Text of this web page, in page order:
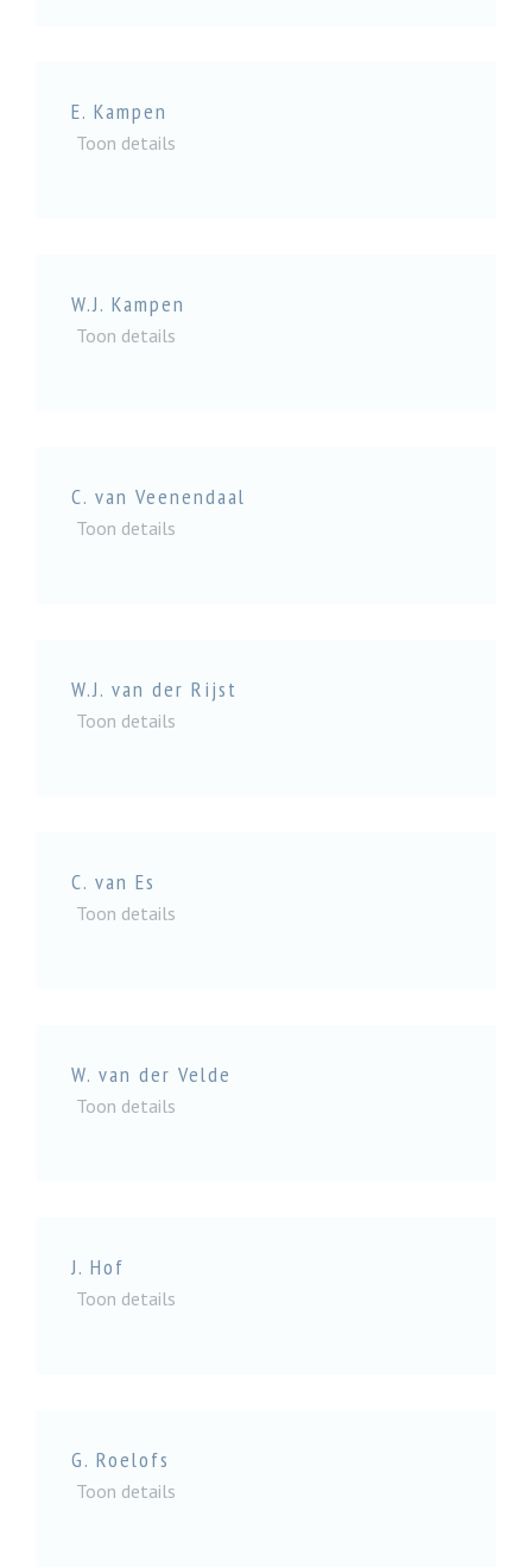
E. Kampen
Toon details
W.J. Kampen
Toon details
C. van Veenendaal
Toon details
W.J. van der Rijst
Toon details
C. van Es
Toon details
W. van der Velde
Toon details
J. Hof
Toon details
G. Roelofs
Toon details